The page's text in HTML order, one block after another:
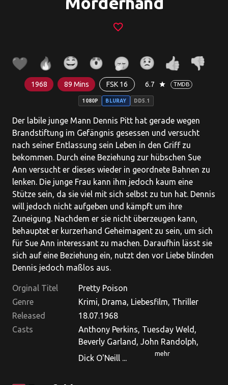
favorite_border
1968 89 Mins FSK 16 6.7 star TMDB
1080P BLURAY DD5.1
Der labile junge Mann Dennis Pitt hat gerade wegen
Brandstiftung im Gefängnis gesessen und versucht
nach seiner Entlassung sein Leben in den Griff zu
bekommen. Durch eine Beziehung zur hübschen Sue
Ann versucht er dieses wieder in geordnete Bahnen zu
lenken. Die junge Frau kann ihm jedoch kaum eine
Stütze sein, da sie viel mit sich selbst zu tun hat. Dennis
will jedoch nicht aufgeben und kämpft um ihre
Zuneigung. Nachdem er sie nicht überzeugen kann,
behauptet er kurzerhand Geheimagent zu sein, um sich
für Sue Ann interessant zu machen. Daraufhin lässt sie
sich auf eine Beziehung ein, nutzt den vor Liebe blinden
Dennis jedoch maßlos aus.
Orginal Titel
Pretty Poison
Genre
Krimi, Drama, Liebesfilm, Thriller
Released
18.07.1968
Casts
Anthony Perkins, Tuesday Weld,
Beverly Garland, John Randolph,
Dick O'Neill ...
mehr